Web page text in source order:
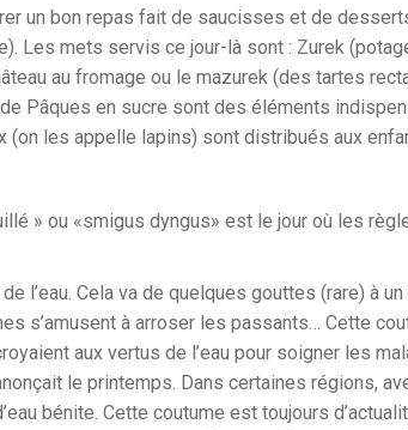
un bon repas fait de saucisses et de
Les mets servis ce jour-là sont : Zurek
au fromage ou le mazurek (des tartes
Pâques en sucre sont des éléments
(on les appelle lapins) sont distribués aux
» ou «smigus dyngus» est le jour où les
l’eau. Cela va de quelques gouttes (rare) à
s’amusent à arroser les passants… Cette
aux vertus de l’eau pour soigner les
le printemps. Dans certaines régions,
bénite. Cette coutume est toujours